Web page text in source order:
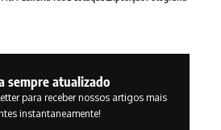
sempre atualizado
para receber nossos artigos mais
instantaneamente!